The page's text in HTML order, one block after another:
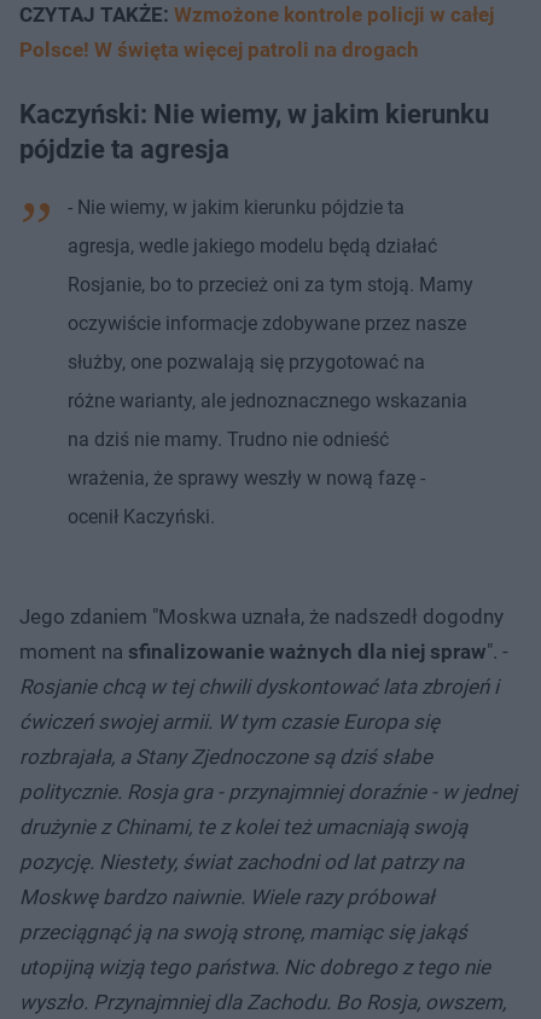
CZYTAJ TAKŻE: Wzmożone kontrole policji w całej
Polsce! W święta więcej patroli na drogach
Kaczyński: Nie wiemy, w jakim kierunku
pójdzie ta agresja
- Nie wiemy, w jakim kierunku pójdzie ta
agresja, wedle jakiego modelu będą działać
Rosjanie, bo to przecież oni za tym stoją. Mamy
oczywiście informacje zdobywane przez nasze
służby, one pozwalają się przygotować na
różne warianty, ale jednoznacznego wskazania
na dziś nie mamy. Trudno nie odnieść
wrażenia, że sprawy weszły w nową fazę -
ocenił Kaczyński.
Jego zdaniem "Moskwa uznała, że nadszedł dogodny
moment na sfinalizowanie ważnych dla niej spraw". -
Rosjanie chcą w tej chwili dyskontować lata zbrojeń i
ćwiczeń swojej armii. W tym czasie Europa się
rozbrajała, a Stany Zjednoczone są dziś słabe
politycznie. Rosja gra - przynajmniej doraźnie - w jednej
drużynie z Chinami, te z kolei też umacniają swoją
pozycję. Niestety, świat zachodni od lat patrzy na
Moskwę bardzo naiwnie. Wiele razy próbował
przeciągnąć ją na swoją stronę, mamiąc się jakąś
utopijną wizją tego państwa. Nic dobrego z tego nie
wyszło. Przynajmniej dla Zachodu. Bo Rosja, owszem,